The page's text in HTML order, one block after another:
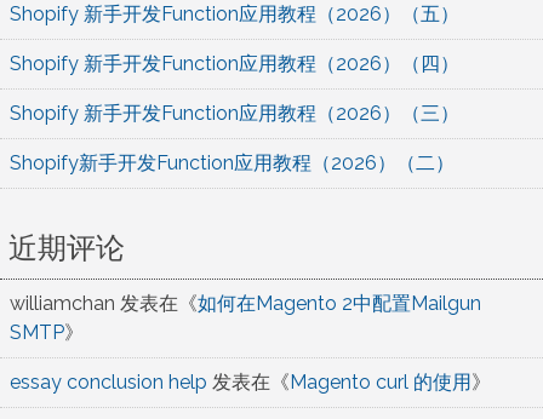
Shopify 新手开发Function应用教程（2026）（五）
Shopify 新手开发Function应用教程（2026）（四）
Shopify 新手开发Function应用教程（2026）（三）
Shopify新手开发Function应用教程（2026）（二）
近期评论
williamchan 发表在《如何在Magento 2中配置Mailgun
SMTP》
essay conclusion help 发表在《Magento curl 的使用》